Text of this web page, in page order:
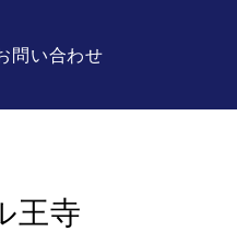
問い合わせ
王寺